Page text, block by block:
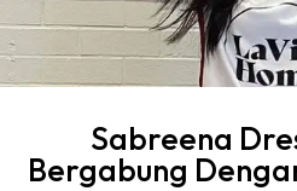
Sabreena
Bergabung